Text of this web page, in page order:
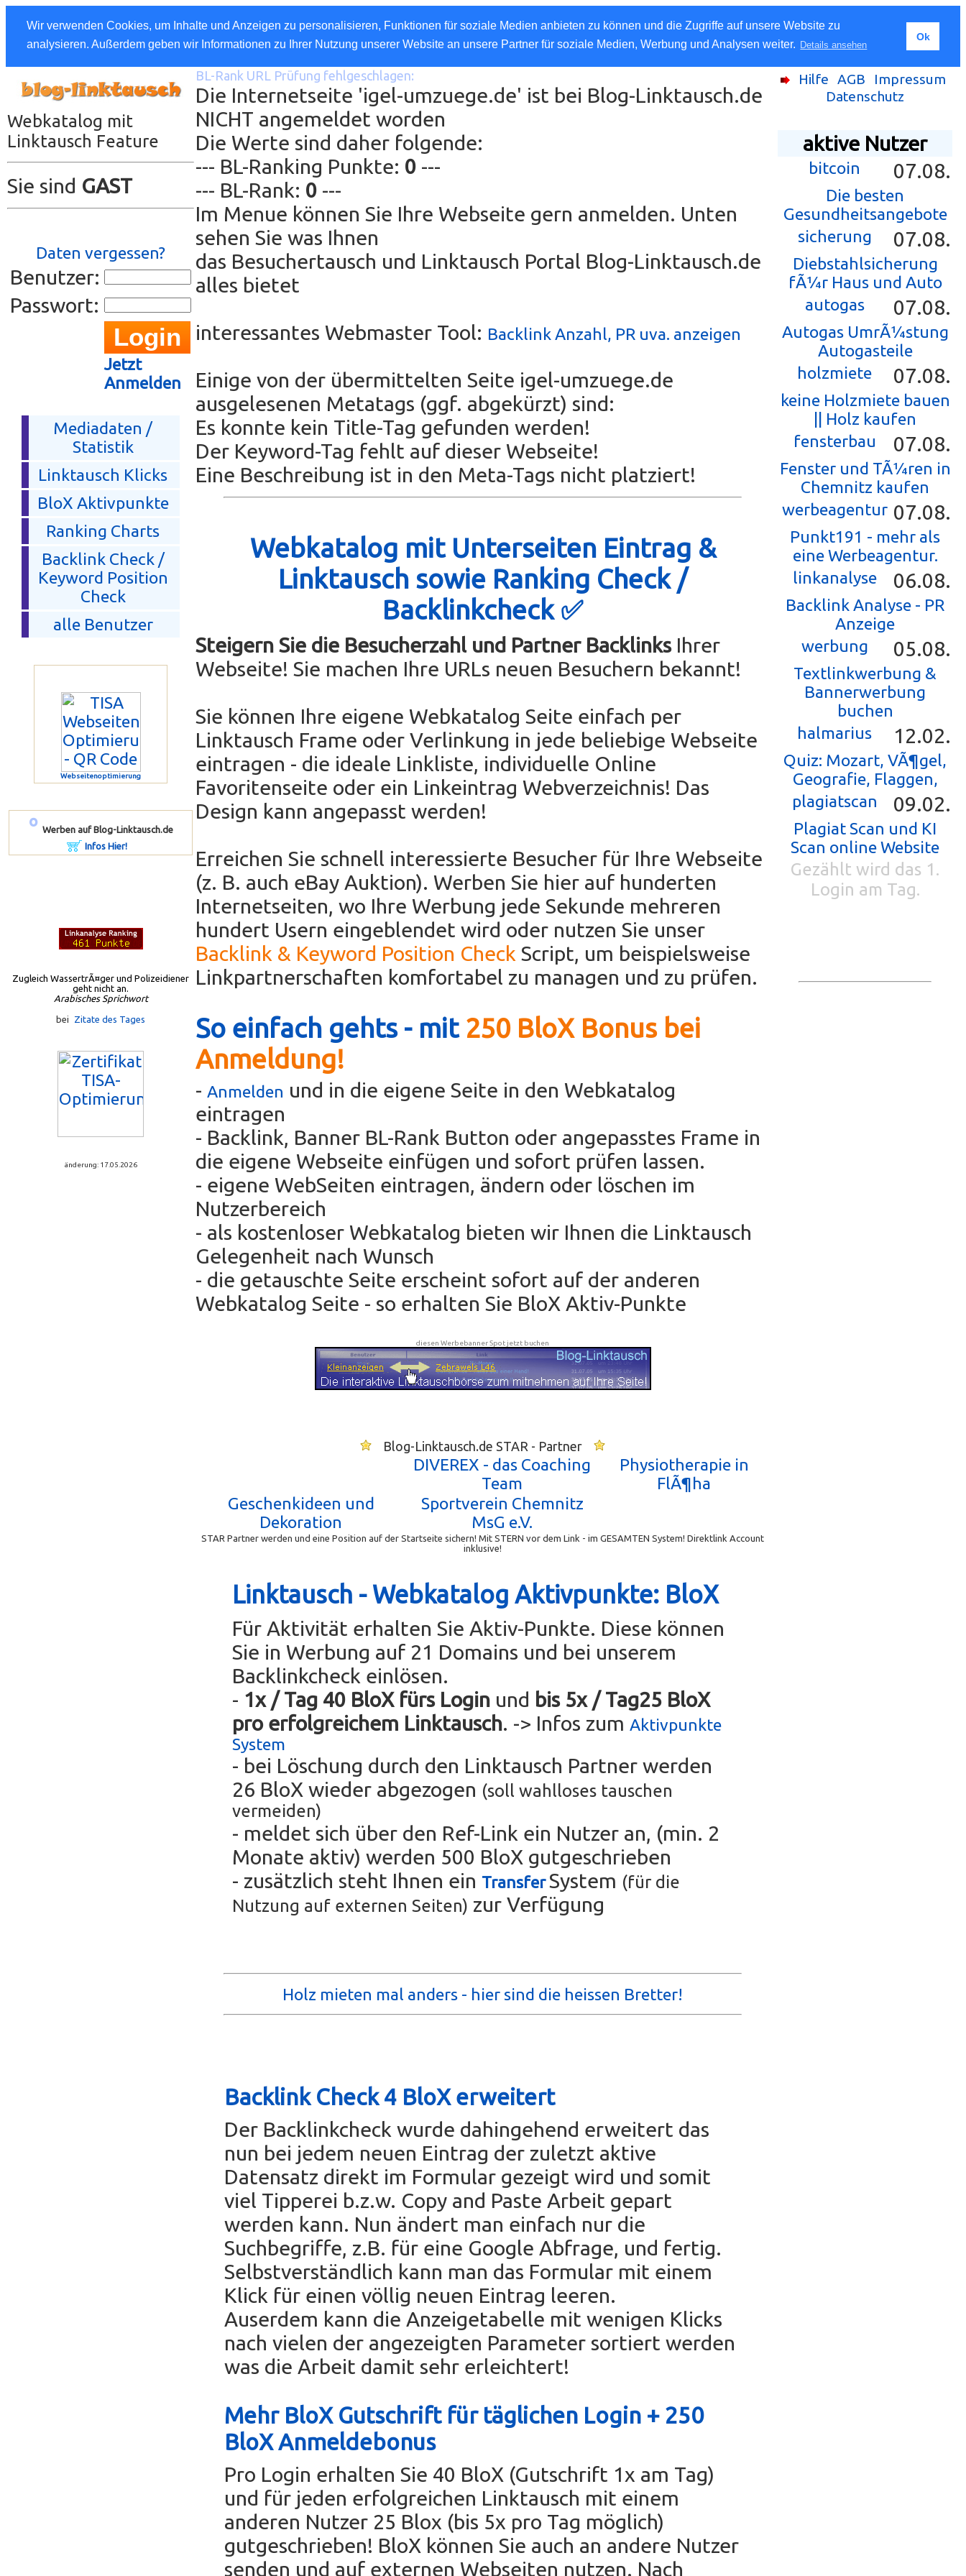
Wir verwenden Cookies, um Inhalte und Anzeigen zu personalisieren, Funktionen für soziale Medien anbieten zu können und die Zugriffe auf unsere Website zu
analysieren. Außerdem geben wir Informationen zu Ihrer Nutzung unserer Website an unsere Partner für soziale Medien, Werbung und Analysen weiter. Details ansehen
Ok
Webkatalog mit
Linktausch Feature
Sie sind GAST
Daten vergessen?
Benutzer:
Passwort:
Jetzt
Anmelden
Mediadaten /
Statistik
Linktausch Klicks
BloX Aktivpunkte
Ranking Charts
Backlink Check /
Keyword Position
Check
alle Benutzer
Webseitenoptimierung
º Werben auf Blog-Linktausch.de
Infos Hier!
Zugleich WassertrÃ¤ger und Polizeidiener
geht nicht an.
Arabisches Sprichwort
bei Zitate des Tages
änderung: 17.05.2026
BL-Rank URL Prüfung fehlgeschlagen:
Die Internetseite 'igel-umzuege.de' ist bei Blog-Linktausch.de
NICHT angemeldet worden
Die Werte sind daher folgende:
--- BL-Ranking Punkte: 0 ---
--- BL-Rank: 0 ---
Im Menue können Sie Ihre Webseite gern anmelden. Unten
sehen Sie was Ihnen
das Besuchertausch und Linktausch Portal Blog-Linktausch.de
alles bietet
interessantes Webmaster Tool: Backlink Anzahl, PR uva. anzeigen
Einige von der übermittelten Seite igel-umzuege.de
ausgelesenen Metatags (ggf. abgekürzt) sind:
Es konnte kein Title-Tag gefunden werden!
Der Keyword-Tag fehlt auf dieser Webseite!
Eine Beschreibung ist in den Meta-Tags nicht platziert!
Webkatalog mit Unterseiten Eintrag &
Linktausch sowie Ranking Check /
Backlinkcheck ✅
Steigern Sie die Besucherzahl und Partner BacklinksIhrer
Webseite! Sie machen Ihre URLs neuen Besuchern bekannt!
Sie können Ihre eigene Webkatalog Seite einfach per
Linktausch Frame oder Verlinkung in jede beliebige Webseite
eintragen - die ideale Linkliste, individuelle Online
Favoritenseite oder ein Linkeintrag Webverzeichnis! Das
Design kann angepasst werden!
Erreichen Sie schnell interessierte Besucher für Ihre Webseite
(z. B. auch eBay Auktion). Werben Sie hier auf hunderten
Internetseiten, wo Ihre Werbung jede Sekunde mehreren
hundert Usern eingeblendet wird oder nutzen Sie unser
Backlink & Keyword Position Check Script, um beispielsweise
Linkpartnerschaften komfortabel zu managen und zu prüfen.
So einfach gehts - mit 250 BloX Bonus bei
Anmeldung!
- Anmelden und in die eigene Seite in den Webkatalog
eintragen
- Backlink, Banner BL-Rank Button oder angepasstes Frame in
die eigene Webseite einfügen und sofort prüfen lassen.
- eigene WebSeiten eintragen, ändern oder löschen im
Nutzerbereich
- als kostenloser Webkatalog bieten wir Ihnen die Linktausch
Gelegenheit nach Wunsch
- die getauschte Seite erscheint sofort auf der anderen
Webkatalog Seite - so erhalten Sie BloX Aktiv-Punkte
diesen Werbebanner Spot jetzt buchen
Blog-Linktausch.de STAR - Partner
DIVEREX - das Coaching
Team
Physiotherapie in
FlÃ¶ha
Geschenkideen und
Dekoration
Sportverein Chemnitz
MsG e.V.
STAR Partner werden und eine Position auf der Startseite sichern! Mit STERN vor dem Link - im GESAMTEN System! Direktlink Account
inklusive!
Linktausch - Webkatalog Aktivpunkte: BloX
Für Aktivität erhalten Sie Aktiv-Punkte. Diese können
Sie in Werbung auf 21 Domains und bei unserem
Backlinkcheck einlösen.
- 1x / Tag 40 BloX fürs Login und bis 5x / Tag25 BloX
pro erfolgreichem Linktausch. -> Infos zum Aktivpunkte
System
- bei Löschung durch den Linktausch Partner werden
26 BloX wieder abgezogen (soll wahlloses tauschen
vermeiden)
- meldet sich über den Ref-Link ein Nutzer an, (min. 2
Monate aktiv) werden 500 BloX gutgeschrieben
- zusätzlich steht Ihnen ein Transfer System (für die
Nutzung auf externen Seiten) zur Verfügung
Holz mieten mal anders - hier sind die heissen Bretter!
Backlink Check 4 BloX erweitert
Der Backlinkcheck wurde dahingehend erweitert das
nun bei jedem neuen Eintrag der zuletzt aktive
Datensatz direkt im Formular gezeigt wird und somit
viel Tipperei b.z.w. Copy and Paste Arbeit gepart
werden kann. Nun ändert man einfach nur die
Suchbegriffe, z.B. für eine Google Abfrage, und fertig.
Selbstverständlich kann man das Formular mit einem
Klick für einen völlig neuen Eintrag leeren.
Auserdem kann die Anzeigetabelle mit wenigen Klicks
nach vielen der angezeigten Parameter sortiert werden
was die Arbeit damit sehr erleichtert!
Mehr BloX Gutschrift für täglichen Login + 250
BloX Anmeldebonus
Pro Login erhalten Sie 40 BloX (Gutschrift 1x am Tag)
und für jeden erfolgreichen Linktausch mit einem
anderen Nutzer 25 Blox (bis 5x pro Tag möglich)
gutgeschrieben! BloX können Sie auch an andere Nutzer
senden und auf externen Webseiten nutzen. Nach
Hilfe AGB
Impressum
Datenschutz
aktive Nutzer
bitcoin 07.08.
Die besten
Gesundheitsangebote
sicherung
07.08.
Diebstahlsicherung
fÃ¼r Haus und Auto
autogas
07.08.
Autogas UmrÃ¼stung
Autogasteile
holzmiete
07.08.
keine Holzmiete bauen
|| Holz kaufen
fensterbau
07.08.
Fenster und TÃ¼ren in
Chemnitz kaufen
werbeagentur 07.08.
Punkt191 - mehr als
eine Werbeagentur.
linkanalyse
06.08.
Backlink Analyse - PR
Anzeige
werbung
05.08.
Textlinkwerbung &
Bannerwerbung
buchen
halmarius
12.02.
Quiz: Mozart, VÃ¶gel,
Geografie, Flaggen,
plagiatscan
09.02.
Plagiat Scan und KI
Scan online Website
Gezählt wird das 1.
Login am Tag.